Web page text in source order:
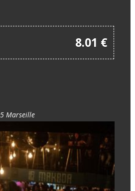
8.01 €
Marseille